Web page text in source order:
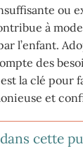
ou
à
l’enfant.
des
la clé pour
et
cette